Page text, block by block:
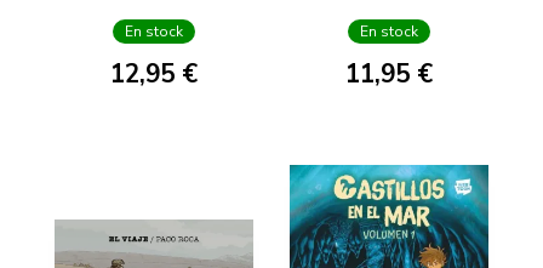
En stock
12,95 €
En stock
11,95 €